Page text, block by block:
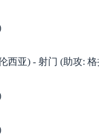
西亚) - 射门 (助攻: